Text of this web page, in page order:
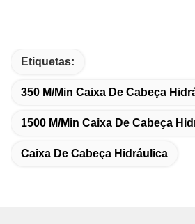
Etiquetas:
350 M/min Caixa De Cabeça
1500 M/min Caixa De Cabeça
Caixa De Cabeça Hidráulica